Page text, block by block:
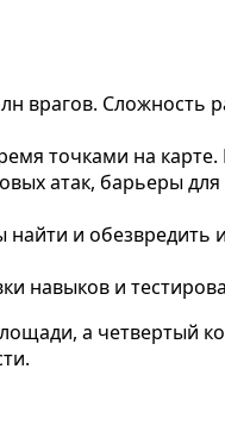
врагов. Сложность
точками на
атак, барьеры
и обезвредить
навыков и
а четвертый